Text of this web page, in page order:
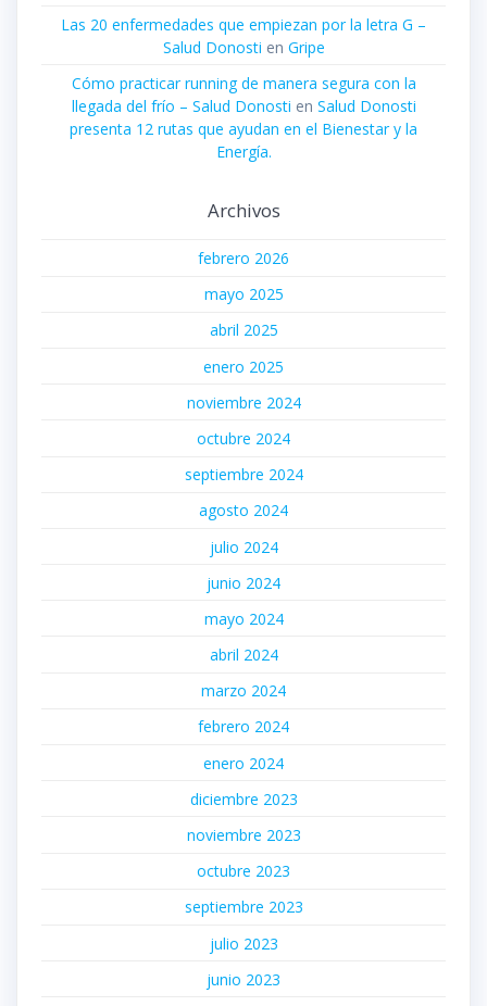
Las 20 enfermedades que empiezan por la letra G –
Salud Donosti en Gripe
Cómo practicar running de manera segura con la
llegada del frío – Salud Donosti en Salud Donosti
presenta 12 rutas que ayudan en el Bienestar y la
Energía.
Archivos
febrero 2026
mayo 2025
abril 2025
enero 2025
noviembre 2024
octubre 2024
septiembre 2024
agosto 2024
julio 2024
junio 2024
mayo 2024
abril 2024
marzo 2024
febrero 2024
enero 2024
diciembre 2023
noviembre 2023
octubre 2023
septiembre 2023
julio 2023
junio 2023